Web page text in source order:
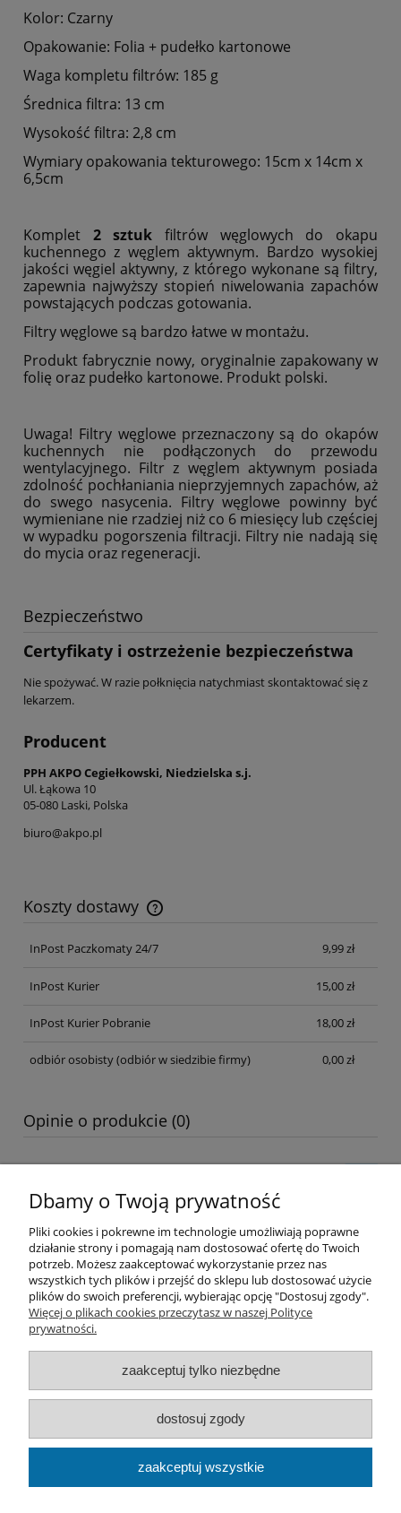
Kolor: Czarny
Opakowanie: Folia + pudełko kartonowe
Waga kompletu filtrów: 185 g
Średnica filtra: 13 cm
Wysokość filtra: 2,8 cm
Wymiary opakowania tekturowego: 15cm x 14cm x
6,5cm
Komplet 2 sztuk filtrów węglowych do okapu
kuchennego z węglem aktywnym. Bardzo wysokiej
jakości węgiel aktywny, z którego wykonane są filtry,
zapewnia najwyższy stopień niwelowania zapachów
powstających podczas gotowania.
Filtry węglowe są bardzo łatwe w montażu.
Produkt fabrycznie nowy, oryginalnie zapakowany w
folię oraz pudełko kartonowe. Produkt polski.
Uwaga! Filtry węglowe przeznaczony są do okapów
kuchennych nie podłączonych do przewodu
wentylacyjnego. Filtr z węglem aktywnym posiada
zdolność pochłaniania nieprzyjemnych zapachów, aż
do swego nasycenia. Filtry węglowe powinny być
wymieniane nie rzadziej niż co 6 miesięcy lub częściej
w wypadku pogorszenia filtracji. Filtry nie nadają się
do mycia oraz regeneracji.
Bezpieczeństwo
Certyfikaty i ostrzeżenie bezpieczeństwa
Nie spożywać. W razie połknięcia natychmiast skontaktować się z
lekarzem.
Producent
PPH AKPO Cegiełkowski, Niedzielska s.j.
Ul. Łąkowa 10
05-080 Laski, Polska
biuro@akpo.pl
Koszty dostawy
Cena nie zawiera ewentualnych kosztów płatności
InPost Paczkomaty 24/7
9,99 zł
InPost Kurier 15,00 zł
InPost Kurier Pobranie 18,00 zł
odbiór osobisty(odbiór w siedzibie firmy) 0,00 zł
Opinie o produkcie (0)
Pomoc
Moje konto
Informacje
O nas
Best Flow | Ludwika Rydygiera 19/210, 01-793 Warszawa |
Tel: 661945198 Mail:kontakt@bestflow.pl|NIP: 7542757743 |
Dbamy o Twoją prywatność
Pliki cookies i pokrewne im technologie umożliwiają poprawne
działanie strony i pomagają nam dostosować ofertę do Twoich
potrzeb. Możesz zaakceptować wykorzystanie przez nas
wszystkich tych plików i przejść do sklepu lub dostosować użycie
plików do swoich preferencji, wybierając opcję "Dostosuj zgody".
Więcej o plikach cookies przeczytasz w naszej Polityce
prywatności.
zaakceptuj tylko niezbędne
dostosuj zgody
zaakceptuj wszystkie